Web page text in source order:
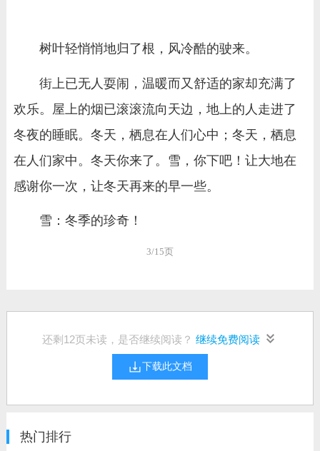
树叶轻悄悄地归了根，风冷酷的驶来。
街上已无人耍闹，温暖而又舒适的家却充满了
欢乐。屋上的烟已滚滚流向天边，地上的人走进了
冬夜的睡眠。冬天，栖息在人们心中；冬天，栖息
在人们家中。冬天你来了。雪，你下吧！让大地在
感谢你一次，让冬天再来的早一些。
雪：冬季的珍奇！
3/15页
还剩 12页未读，是否继续阅读？ 继续免费阅读
下载此文档
热门排行